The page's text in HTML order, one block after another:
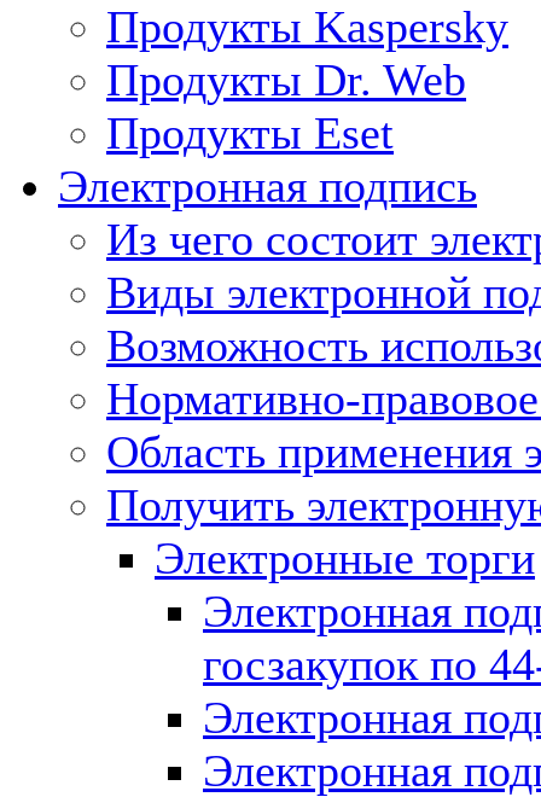
Продукты Kaspersky
Продукты Dr. Web
Продукты Eset
Электронная подпись
Из чего состоит
Виды электронной
Возможность
Нормативно-
Область применения
Получить
Электронные торги
Электронная
госзакупок по
Электронная
Электронная